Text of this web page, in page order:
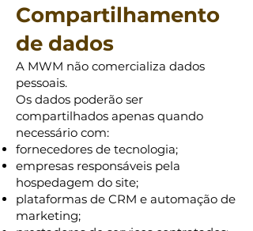
Compartilhamento
de dados
A MWM não comercializa dados
pessoais.
Os dados poderão ser
compartilhados apenas quando
necessário com:
fornecedores de tecnologia;
empresas responsáveis pela
hospedagem do site;
plataformas de CRM e automação de
marketing;